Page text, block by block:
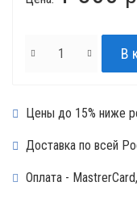
Цены до 15% ниже
Доставка по всей
Оплата -